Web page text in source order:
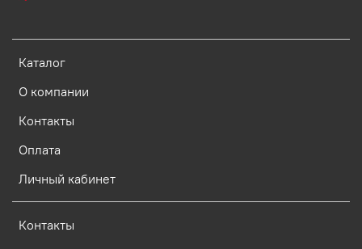
Каталог
О компании
Контакты
Оплата
Личный кабинет
Контакты